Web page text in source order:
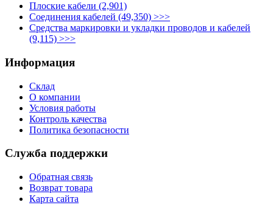
Плоские кабели (2,901)
Соединения кабелей (49,350) >>>
Средства маркировки и укладки проводов и кабелей
(9,115) >>>
Информация
Склад
О компании
Условия работы
Контроль качества
Политика безопасности
Служба поддержки
Обратная связь
Возврат товара
Карта сайта